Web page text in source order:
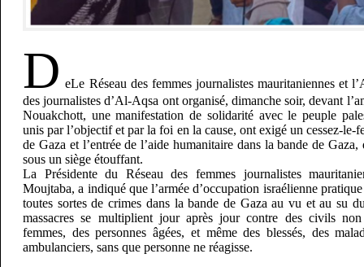
D eLe Réseau des femmes journalistes mauritaniennes et
des journalistes d’Al-Aqsa ont organisé, dimanche soir, devant
Nouakchott, une manifestation de solidarité avec le peuple
unis par l’objectif et par la foi en la cause, ont exigé un cessez-le-
de Gaza et l’entrée de l’aide humanitaire dans la bande de
sous un siège étouffant.
La Présidente du Réseau des femmes journalistes
Moujtaba, a indiqué que l’armée d’occupation israélienne
toutes sortes de crimes dans la bande de Gaza au vu et au su
massacres se multiplient jour après jour contre des civils
femmes, des personnes âgées, et même des blessés, des
ambulanciers, sans que personne ne réagisse.